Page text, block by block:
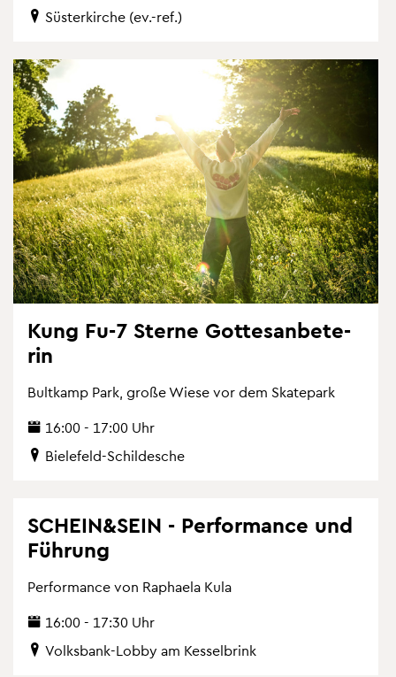
Süs­ter­kir­che (ev.-ref.)
Kung Fu-7 Ster­ne Got­tes­an­be­te­
rin
Bult­kamp Park, große Wiese vor dem Skate­park
16:00 - 17:00 Uhr
Bie­le­feld-Schil­desche
SCHEIN&SEIN - Per­for­mance und
Füh­rung
Per­for­mance von Ra­phae­la Kula
16:00 - 17:30 Uhr
Volks­bank-Lobby am Kes­sel­brink